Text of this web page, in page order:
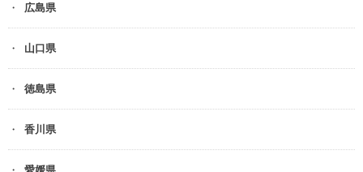
広島県
山口県
徳島県
香川県